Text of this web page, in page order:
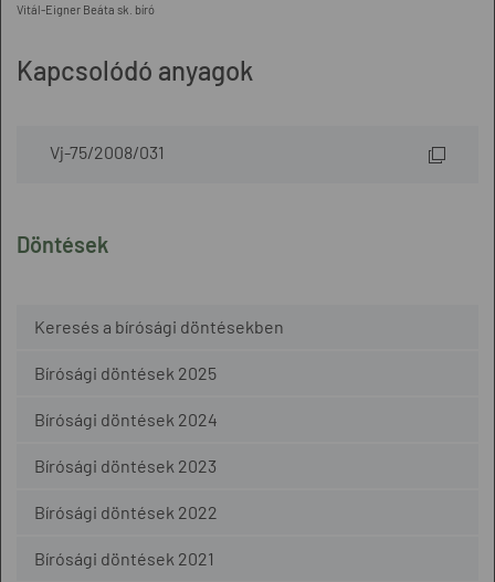
Döntések
Keresés a bírósági döntésekben
Bírósági döntések 2025
Bírósági döntések 2024
Bírósági döntések 2023
Bírósági döntések 2022
Bírósági döntések 2021
Vitál-Eigner Beáta sk. bíró
Kapcsolódó anyagok
Vj-75/2008/031